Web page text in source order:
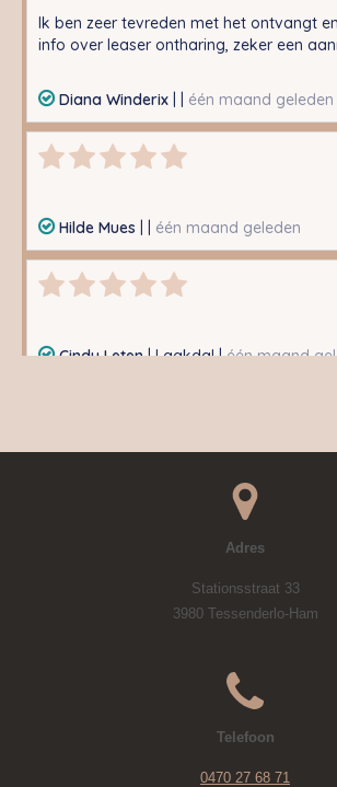
Adres
Stationsstraat 33
3980 Tessenderlo-Ham
Telefoon
0470 27 68 71